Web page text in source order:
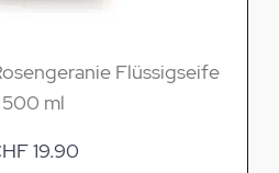
Flüssigseife
500 ml
19.90